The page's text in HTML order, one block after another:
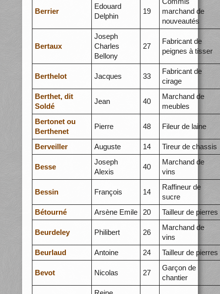
Berrier
Edouard
Delphin
19
marchand de
nouveautés
Bertaux
Joseph
Charles
Bellony
27
Fabricant de
peignes à tisser
Berthelot Jacques 33
Fabricant de
cirage
Berthet, dit
Soldé
Jean 40
Marchand de
meubles
Bertonet ou
Berthenet
Pierre 48 Fileur de laine
Berveiller Auguste 14 Tireur de chassis
Besse
Joseph
Alexis
40
Marchand de
vins
Bessin François 14
Raffineur de
sucre
Bétourné
Arsène Emile 20 Tailleur de pierres
Beurdeley Philibert 26
Marchand de
vins
Beurlaud
Antoine 24 Tailleur de pierres
Bevot Nicolas 27
Garçon de
chantier